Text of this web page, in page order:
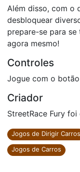
Além disso, com o
desbloquear
prepare-se para
agora mesmo!
Controles
Jogue com o
Criador
StreetRace Fury
Jogos de Dirigir Carros
Jogos de Carros